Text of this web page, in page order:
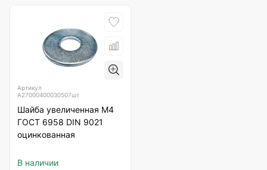
Артикул
А27000400030507шт
Шайба увеличенная М4
ГОСТ 6958 DIN 9021
оцинкованная
В наличии